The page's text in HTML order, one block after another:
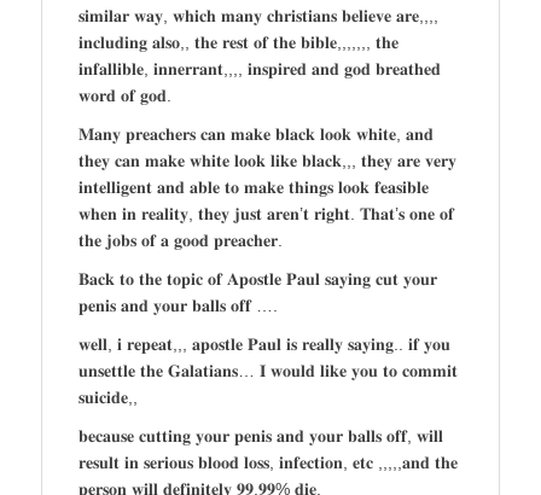
𝐬𝐢𝐦𝐢𝐥𝐚𝐫 𝐰𝐚𝐲, 𝐰𝐡𝐢𝐜𝐡 𝐦𝐚𝐧𝐲 𝐜𝐡𝐫𝐢𝐬𝐭𝐢𝐚𝐧𝐬 𝐛𝐞𝐥𝐢𝐞𝐯𝐞 𝐚𝐫𝐞,,,,
𝐢𝐧𝐜𝐥𝐮𝐝𝐢𝐧𝐠 𝐚𝐥𝐬𝐨,, 𝐭𝐡𝐞 𝐫𝐞𝐬𝐭 𝐨𝐟 𝐭𝐡𝐞 𝐛𝐢𝐛𝐥𝐞,,,,,,, 𝐭𝐡𝐞
𝐢𝐧𝐟𝐚𝐥𝐥𝐢𝐛𝐥𝐞, 𝐢𝐧𝐧𝐞𝐫𝐫𝐚𝐧𝐭,,,, 𝐢𝐧𝐬𝐩𝐢𝐫𝐞𝐝 𝐚𝐧𝐝 𝐠𝐨𝐝 𝐛𝐫𝐞𝐚𝐭𝐡𝐞𝐝
𝐰𝐨𝐫𝐝 𝐨𝐟 𝐠𝐨𝐝.
𝐌𝐚𝐧𝐲 𝐩𝐫𝐞𝐚𝐜𝐡𝐞𝐫𝐬 𝐜𝐚𝐧 𝐦𝐚𝐤𝐞 𝐛𝐥𝐚𝐜𝐤 𝐥𝐨𝐨𝐤 𝐰𝐡𝐢𝐭𝐞, 𝐚𝐧𝐝
𝐭𝐡𝐞𝐲 𝐜𝐚𝐧 𝐦𝐚𝐤𝐞 𝐰𝐡𝐢𝐭𝐞 𝐥𝐨𝐨𝐤 𝐥𝐢𝐤𝐞 𝐛𝐥𝐚𝐜𝐤,,, 𝐭𝐡𝐞𝐲 𝐚𝐫𝐞 𝐯𝐞𝐫𝐲
𝐢𝐧𝐭𝐞𝐥𝐥𝐢𝐠𝐞𝐧𝐭 𝐚𝐧𝐝 𝐚𝐛𝐥𝐞 𝐭𝐨 𝐦𝐚𝐤𝐞 𝐭𝐡𝐢𝐧𝐠𝐬 𝐥𝐨𝐨𝐤 𝐟𝐞𝐚𝐬𝐢𝐛𝐥𝐞
𝐰𝐡𝐞𝐧 𝐢𝐧 𝐫𝐞𝐚𝐥𝐢𝐭𝐲, 𝐭𝐡𝐞𝐲 𝐣𝐮𝐬𝐭 𝐚𝐫𝐞𝐧’𝐭 𝐫𝐢𝐠𝐡𝐭. 𝐓𝐡𝐚𝐭’𝐬 𝐨𝐧𝐞 𝐨𝐟
𝐭𝐡𝐞 𝐣𝐨𝐛𝐬 𝐨𝐟 𝐚 𝐠𝐨𝐨𝐝 𝐩𝐫𝐞𝐚𝐜𝐡𝐞𝐫.
𝐁𝐚𝐜𝐤 𝐭𝐨 𝐭𝐡𝐞 𝐭𝐨𝐩𝐢𝐜 𝐨𝐟 𝐀𝐩𝐨𝐬𝐭𝐥𝐞 𝐏𝐚𝐮𝐥 𝐬𝐚𝐲𝐢𝐧𝐠 𝐜𝐮𝐭 𝐲𝐨𝐮𝐫
𝐩𝐞𝐧𝐢𝐬 𝐚𝐧𝐝 𝐲𝐨𝐮𝐫 𝐛𝐚𝐥𝐥𝐬 𝐨𝐟𝐟 ….
𝐰𝐞𝐥𝐥, 𝐢 𝐫𝐞𝐩𝐞𝐚𝐭,,, 𝐚𝐩𝐨𝐬𝐭𝐥𝐞 𝐏𝐚𝐮𝐥 𝐢𝐬 𝐫𝐞𝐚𝐥𝐥𝐲 𝐬𝐚𝐲𝐢𝐧𝐠.. 𝐢𝐟 𝐲𝐨𝐮
𝐮𝐧𝐬𝐞𝐭𝐭𝐥𝐞 𝐭𝐡𝐞 𝐆𝐚𝐥𝐚𝐭𝐢𝐚𝐧𝐬… 𝐈 𝐰𝐨𝐮𝐥𝐝 𝐥𝐢𝐤𝐞 𝐲𝐨𝐮 𝐭𝐨 𝐜𝐨𝐦𝐦𝐢𝐭
𝐬𝐮𝐢𝐜𝐢𝐝𝐞,,
𝐛𝐞𝐜𝐚𝐮𝐬𝐞 𝐜𝐮𝐭𝐭𝐢𝐧𝐠 𝐲𝐨𝐮𝐫 𝐩𝐞𝐧𝐢𝐬 𝐚𝐧𝐝 𝐲𝐨𝐮𝐫 𝐛𝐚𝐥𝐥𝐬 𝐨𝐟𝐟, 𝐰𝐢𝐥𝐥
𝐫𝐞𝐬𝐮𝐥𝐭 𝐢𝐧 𝐬𝐞𝐫𝐢𝐨𝐮𝐬 𝐛𝐥𝐨𝐨𝐝 𝐥𝐨𝐬𝐬, 𝐢𝐧𝐟𝐞𝐜𝐭𝐢𝐨𝐧, 𝐞𝐭𝐜 ,,,,,𝐚𝐧𝐝 𝐭𝐡𝐞
𝐩𝐞𝐫𝐬𝐨𝐧 𝐰𝐢𝐥𝐥 𝐝𝐞𝐟𝐢𝐧𝐢𝐭𝐞𝐥𝐲 𝟗𝟗.𝟗𝟗% 𝐝𝐢𝐞.